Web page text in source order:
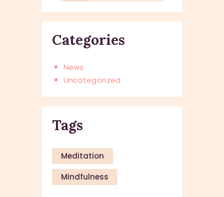
Categories
News
Uncategorized
Tags
Meditation
Mindfulness